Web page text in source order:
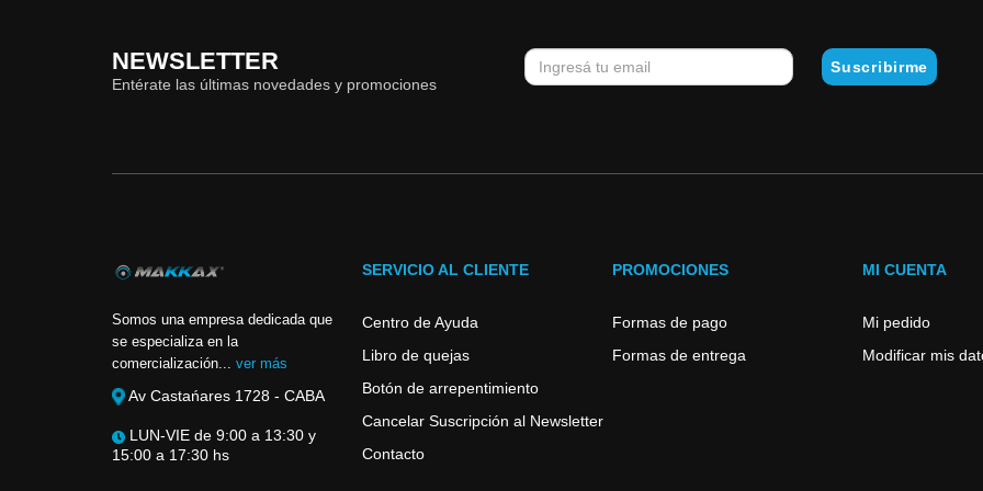
NEWSLETTER
Entérate las últimas novedades y promociones
Somos una empresa dedicada que
se especializa en la
comercialización... ver más
Av Castańares 1728 - CABA
LUN-VIE de 9:00 a 13:30 y
15:00 a 17:30 hs
SERVICIO AL CLIENTE
Centro de Ayuda
Libro de quejas
Botón de arrepentimiento
Cancelar Suscripción al Newsletter
Contacto
PROMOCIONES
Formas de pago
Formas de entrega
MI CUENTA
Mi pedido
Modificar mis